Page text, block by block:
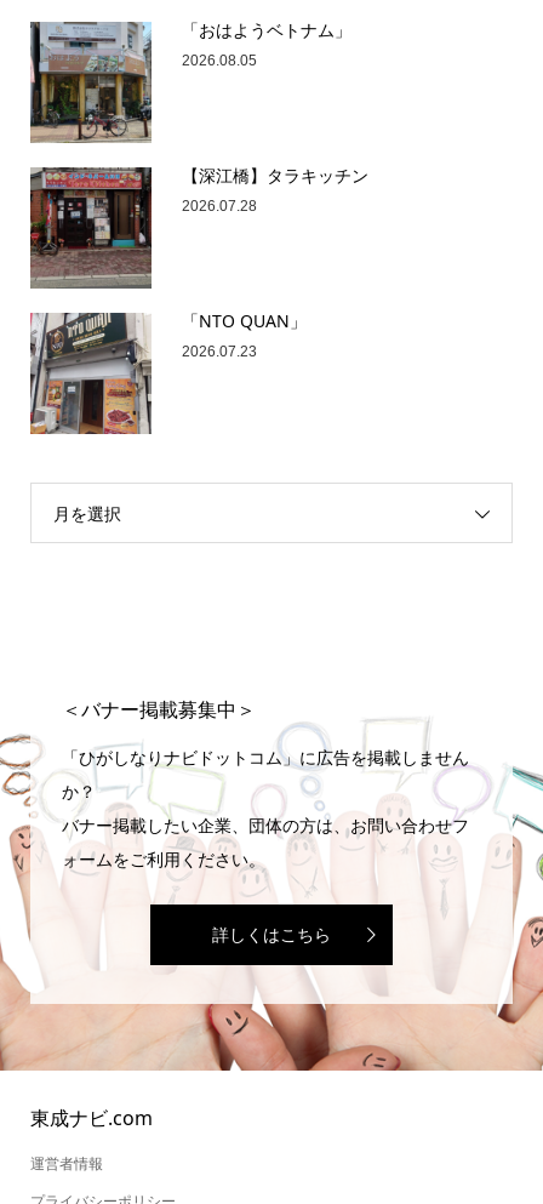
「おはようベトナム」
2026.08.05
【深江橋】タラキッチン
2026.07.28
「NTO QUAN」
2026.07.23
月を選択
＜バナー掲載募集中＞
「ひがしなりナビドットコム」に広告を掲載しません
か？
バナー掲載したい企業、団体の方は、お問い合わせフ
ォームをご利用ください。
詳しくはこちら
東成ナビ.com
運営者情報